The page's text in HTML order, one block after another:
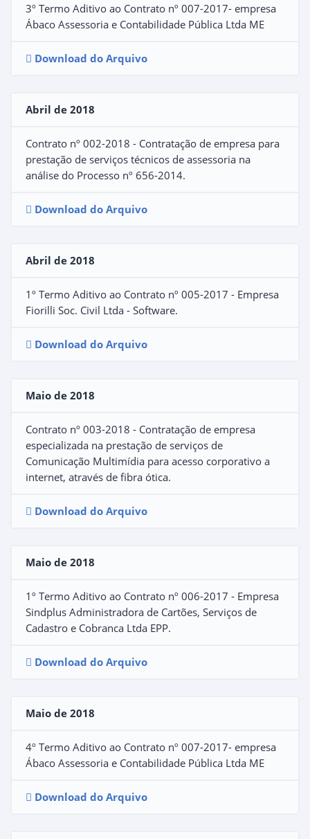
3º Termo Aditivo ao Contrato nº 007-2017- empresa
Ábaco Assessoria e Contabilidade Pública Ltda ME
Download do Arquivo
Abril de 2018
Contrato nº 002-2018 - Contratação de empresa para
prestação de serviços técnicos de assessoria na
análise do Processo nº 656-2014.
Download do Arquivo
Abril de 2018
1º Termo Aditivo ao Contrato nº 005-2017 - Empresa
Fiorilli Soc. Civil Ltda - Software.
Download do Arquivo
Maio de 2018
Contrato nº 003-2018 - Contratação de empresa
especializada na prestação de serviços de
Comunicação Multimídia para acesso corporativo a
internet, através de fibra ótica.
Download do Arquivo
Maio de 2018
1º Termo Aditivo ao Contrato nº 006-2017 - Empresa
Sindplus Administradora de Cartões, Serviços de
Cadastro e Cobranca Ltda EPP.
Download do Arquivo
Maio de 2018
4º Termo Aditivo ao Contrato nº 007-2017- empresa
Ábaco Assessoria e Contabilidade Pública Ltda ME
Download do Arquivo